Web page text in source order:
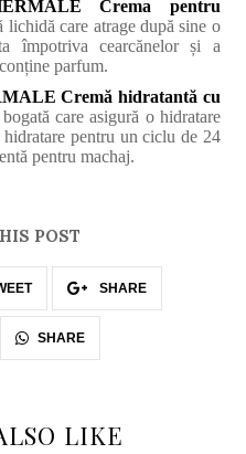
Crema pentru
care atrage după sine o
împotriva cearcănelor și a
parfum.
Cremă hidratantă cu
care asigură o hidratare
pentru un ciclu de 24
pentru machaj.
POST
SHARE
SHARE
LIKE